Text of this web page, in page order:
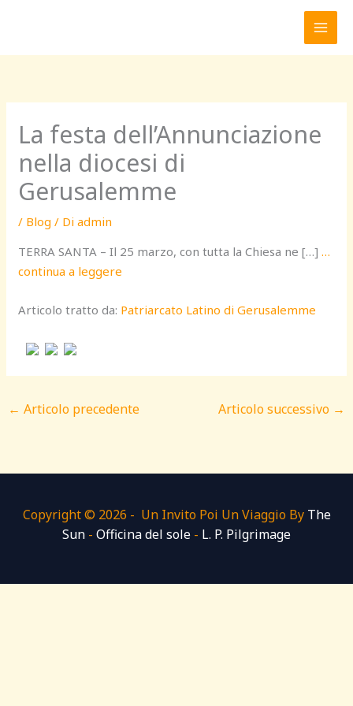
La festa dell’Annunciazione
nella diocesi di
Gerusalemme
/ Blog / Diadmin
TERRA SANTA – Il 25 marzo, con tutta la Chiesa ne […]…
continua a leggere
Articolo tratto da: Patriarcato Latino di Gerusalemme
← Articolo precedente Articolo successivo →
Copyright © 2026 - Un Invito Poi Un Viaggio By The
Sun - Officina del sole - L. P. Pilgrimage